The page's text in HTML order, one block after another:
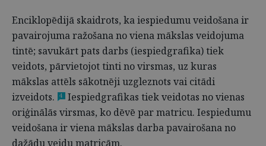
Enciklopēdijā skaidrots, ka iespiedumu veidošana ir
pavairojuma ražošana no viena mākslas veidojuma
tintē; savukārt pats darbs (iespiedgrafika) tiek
veidots, pārvietojot tinti no virsmas, uz kuras
mākslas attēls sākotnēji uzgleznots vai citādi
izveidots.
4
Iespiedgrafikas tiek veidotas no vienas
oriģinālās virsmas, ko dēvē par matricu. Iespiedumu
veidošana ir viena mākslas darba pavairošana no
dažādu veidu matricām.